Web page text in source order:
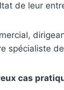
de leur
spécialiste
cas